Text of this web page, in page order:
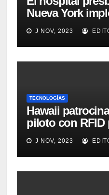
Nueva York
para mejorar el
inventario de
médico
J NOV, 2023
TECNOLOGÍAS
Hawaii
piloto con RFID
seguimiento y
alimentos
J NOV, 2023